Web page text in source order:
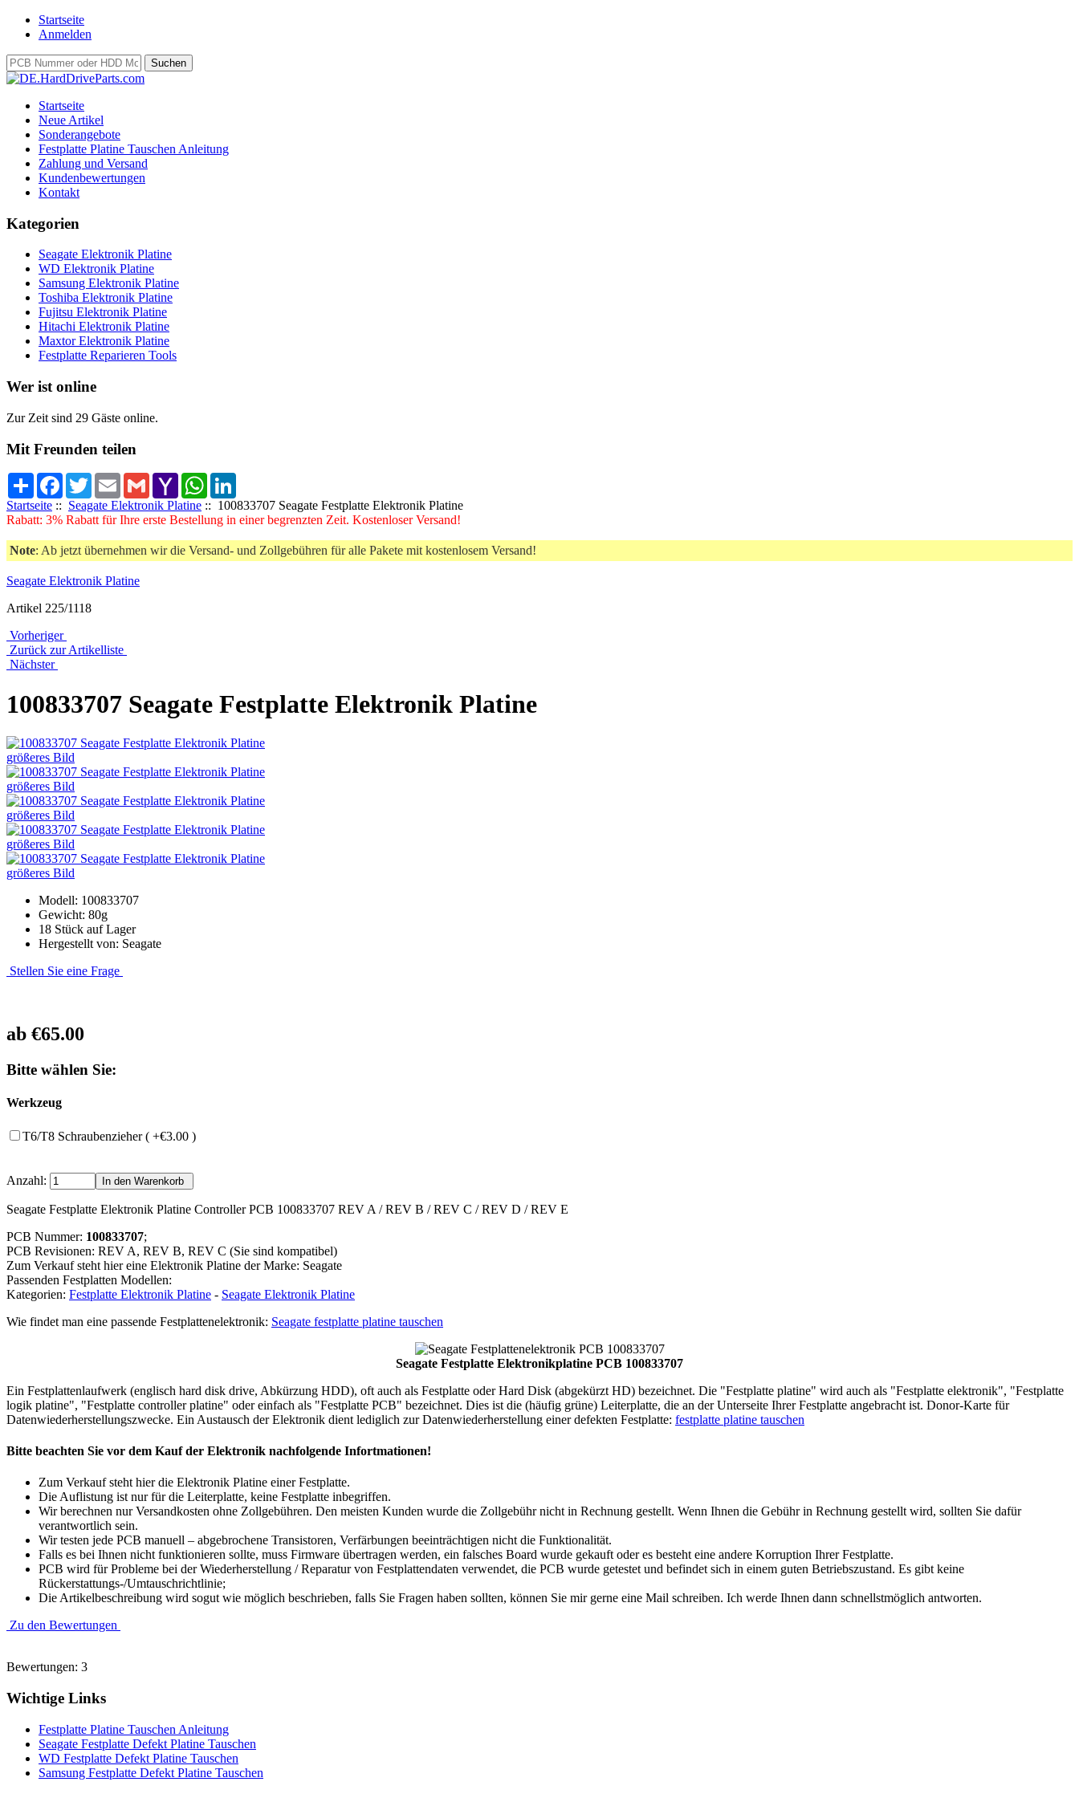
Startseite
Anmelden
Startseite
Neue Artikel
Sonderangebote
Festplatte Platine Tauschen Anleitung
Zahlung und Versand
Kundenbewertungen
Kontakt
Kategorien
Seagate Elektronik Platine
WD Elektronik Platine
Samsung Elektronik Platine
Toshiba Elektronik Platine
Fujitsu Elektronik Platine
Hitachi Elektronik Platine
Maxtor Elektronik Platine
Festplatte Reparieren Tools
Wer ist online
Zur Zeit sind 29 Gäste online.
Mit Freunden teilen
Share Facebook
TwitterEmail Gmail Yahoo
Mail
WhatsApp
Startseite :: Seagate Elektronik Platine :: 100833707 Seagate Festplatte Elektronik Platine
Rabatt: 3% Rabatt für Ihre erste Bestellung in einer begrenzten Zeit. Kostenloser Versand!
Note: Ab jetzt übernehmen wir die Versand- und Zollgebühren für alle Pakete mit kostenlosem Versand!
Seagate Elektronik Platine
Artikel 225/1118
Vorheriger
Zurück zur Artikelliste
Nächster
100833707 Seagate Festplatte Elektronik Platine
größeres Bild
größeres Bild
größeres Bild
größeres Bild
größeres Bild
Modell: 100833707
Gewicht: 80g
18 Stück auf Lager
Hergestellt von: Seagate
Stellen Sie eine Frage
ab €65.00
Bitte wählen Sie:
Werkzeug
T6/T8 Schraubenzieher ( +€3.00 )
Anzahl:
Seagate Festplatte Elektronik Platine Controller PCB 100833707 REV A / REV B / REV C / REV D / REV E
PCB Nummer: 100833707;
PCB Revisionen: REV A, REV B, REV C (Sie sind kompatibel)
Zum Verkauf steht hier eine Elektronik Platine der Marke: Seagate
Passenden Festplatten Modellen:
Kategorien: Festplatte Elektronik Platine - Seagate Elektronik Platine
Wie findet man eine passende Festplattenelektronik: Seagate festplatte platine tauschen
Seagate Festplatte Elektronikplatine PCB 100833707
Ein Festplattenlaufwerk (englisch hard disk drive, Abkürzung HDD), oft auch als Festplatte oder Hard Disk (abgekürzt HD) bezeichnet. Die "Festplatte platine" wird auch als "Festplatte elektronik", "Festplatte
logik platine", "Festplatte controller platine" oder einfach als "Festplatte PCB" bezeichnet. Dies ist die (häufig grüne) Leiterplatte, die an der Unterseite Ihrer Festplatte angebracht ist. Donor-Karte für
Datenwiederherstellungszwecke. Ein Austausch der Elektronik dient lediglich zur Datenwiederherstellung einer defekten Festplatte: festplatte platine tauschen
Bitte beachten Sie vor dem Kauf der Elektronik nachfolgende Infortmationen!
Zum Verkauf steht hier die Elektronik Platine einer Festplatte.
Die Auflistung ist nur für die Leiterplatte, keine Festplatte inbegriffen.
Wir berechnen nur Versandkosten ohne Zollgebühren. Den meisten Kunden wurde die Zollgebühr nicht in Rechnung gestellt. Wenn Ihnen die Gebühr in Rechnung gestellt wird, sollten Sie dafür
verantwortlich sein.
Wir testen jede PCB manuell – abgebrochene Transistoren, Verfärbungen beeinträchtigen nicht die Funktionalität.
Falls es bei Ihnen nicht funktionieren sollte, muss Firmware übertragen werden, ein falsches Board wurde gekauft oder es besteht eine andere Korruption Ihrer Festplatte.
PCB wird für Probleme bei der Wiederherstellung / Reparatur von Festplattendaten verwendet, die PCB wurde getestet und befindet sich in einem guten Betriebszustand. Es gibt keine
Rückerstattungs-/Umtauschrichtlinie;
Die Artikelbeschreibung wird sogut wie möglich beschrieben, falls Sie Fragen haben sollten, können Sie mir gerne eine Mail schreiben. Ich werde Ihnen dann schnellstmöglich antworten.
Zu den Bewertungen
Bewertungen: 3
Wichtige Links
Festplatte Platine Tauschen Anleitung
Seagate Festplatte Defekt Platine Tauschen
WD Festplatte Defekt Platine Tauschen
Samsung Festplatte Defekt Platine Tauschen